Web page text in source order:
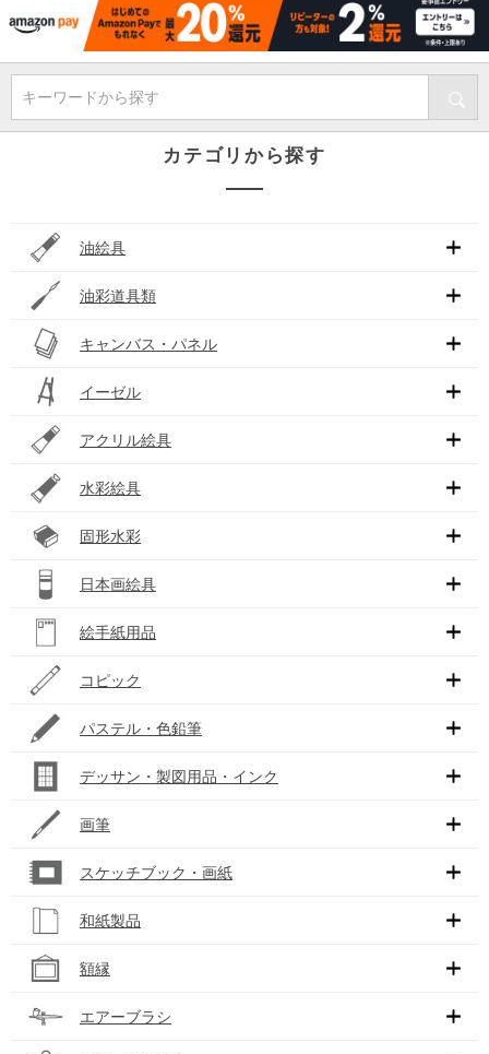
キーワードから探す
カテゴリから探す
油絵具
油彩道具類
キャンバス・パネル
イーゼル
アクリル絵具
水彩絵具
固形水彩
日本画絵具
絵手紙用品
コピック
パステル・色鉛筆
デッサン・製図用品・インク
画筆
スケッチブック・画紙
和紙製品
額縁
エアーブラシ